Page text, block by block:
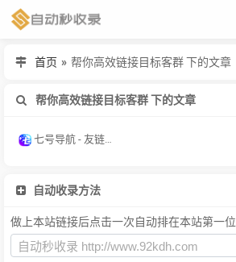
首页 » 帮你高效链接目标客群 下的文章
帮你高效链接目标客群 下的文章
七号导航 - 友链，网站，产品活动推广！
自动收录方法
做上本站链接后点击一次自动排在本站第一位